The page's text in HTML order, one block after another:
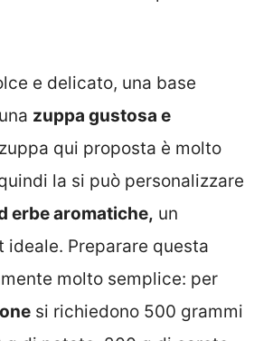
e delicato, una base
zuppa gustosa e
qui proposta è molto
la si può personalizzare
erbe aromatiche, un
ideale. Preparare questa
molto semplice: per
si richiedono 500 grammi